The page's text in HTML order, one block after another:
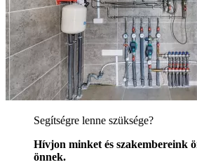
Segítségre lenne szüksége?
Hívjon minket és szakembereink
önnek.